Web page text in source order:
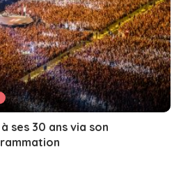
ses 30 ans via son